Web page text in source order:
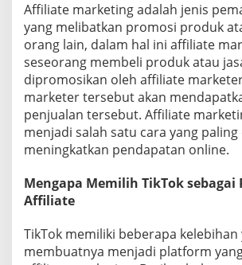
Affiliate marketing adalah jenis
yang melibatkan promosi produk
orang lain, dalam hal ini affiliate
seseorang membeli produk atau
dipromosikan oleh affiliate
marketer tersebut akan
penjualan tersebut. Affiliate
menjadi salah satu cara yang
meningkatkan pendapatan online.
Mengapa Memilih TikTok sebagai
Affiliate
TikTok memiliki beberapa kelebihan
membuatnya menjadi platform